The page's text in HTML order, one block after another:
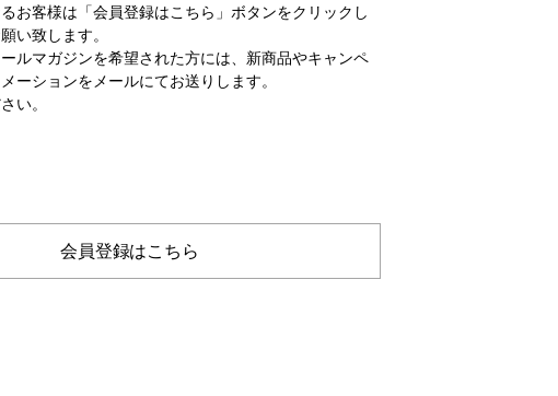
お客様は「会員登録はこちら」ボタンをクリックし
い致します。
ルマガジンを希望された方には、新商品やキャンペ
ーションをメールにてお送りします。
い。
会員登録はこちら